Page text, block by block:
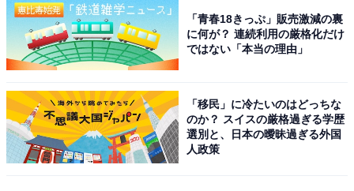
占い師＆イラストレータープロフィール
占い師： 章月 綾乃
占い、心理テストの執筆、監修。雑誌、Web、広告
「青春18きっぷ」販売激減の裏
に何が？ 連続利用の厳格化だけ
ではない「本当の理由」
「移民」に冷たいのはどっちな
のか？ スイスの厳格過ぎる学歴
選別と、日本の曖昧過ぎる外国
人政策